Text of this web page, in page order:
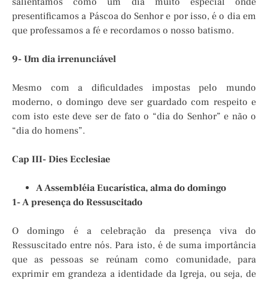
presentificamos a Páscoa do Senhor e por isso, é o dia em
que professamos a fé e recordamos o nosso batismo.
9- Um dia irrenunciável
Mesmo com a dificuldades impostas pelo mundo
moderno, o domingo deve ser guardado com respeito e
com isto este deve ser de fato o “dia do Senhor” e não o
“dia do homens”.
Cap III- Dies Ecclesiae
A Assembléia Eucarística, alma do domingo
1- A presença do Ressuscitado
O domingo é a celebração da presença viva do
Ressuscitado entre nós. Para isto, é de suma importância
que as pessoas se reúnam como comunidade, para
exprimir em grandeza a identidade da Igreja, ou seja, de